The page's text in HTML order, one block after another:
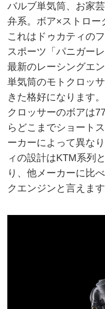
バルブ単気筒、お家
弁系。ボア×ストロー
これはドゥカティの
スポーツ「パニガー
最新のレーシングエ
単気筒のモトクロッ
きた格好になります
クロッサーのボアは
らどこまでショート
ーカーによって異な
ィの設計はKTM系列
り、他メーカーに比
クエンジンと言えます